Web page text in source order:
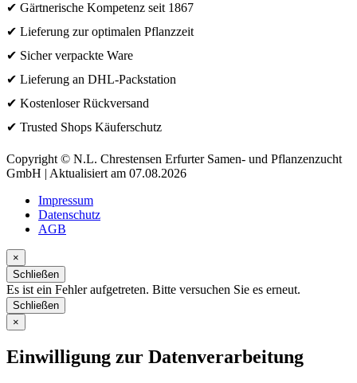
✔ Gärtnerische Kompetenz seit 1867
✔ Lieferung zur optimalen Pflanzzeit
✔ Sicher verpackte Ware
✔ Lieferung an DHL-Packstation
✔ Kostenloser Rückversand
✔ Trusted Shops Käuferschutz
Copyright © N.L. Chrestensen Erfurter Samen- und Pflanzenzucht
GmbH | Aktualisiert am 07.08.2026
Impressum
Datenschutz
AGB
×
Schließen
Es ist ein Fehler aufgetreten. Bitte versuchen Sie es erneut.
Schließen
×
Einwilligung zur Datenverarbeitung